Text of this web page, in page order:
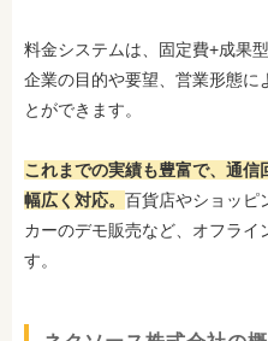
料金システムは、固定費+成果
企業の目的や要望、営業形態に
とができます。
これまでの実績も豊富で、通
幅広く対応。 百貨店やショッピ
カーのデモ販売など、オフラ
す。